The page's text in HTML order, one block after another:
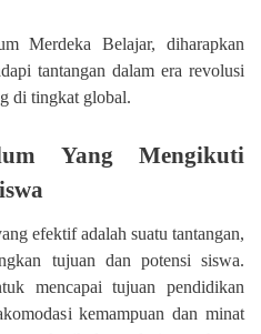
Merdeka Belajar, diharapkan
tantangan dalam era revolusi
di tingkat global.
Yang Mengikuti
efektif adalah suatu tantangan,
tujuan dan potensi siswa.
mencapai tujuan pendidikan
kemampuan dan minat